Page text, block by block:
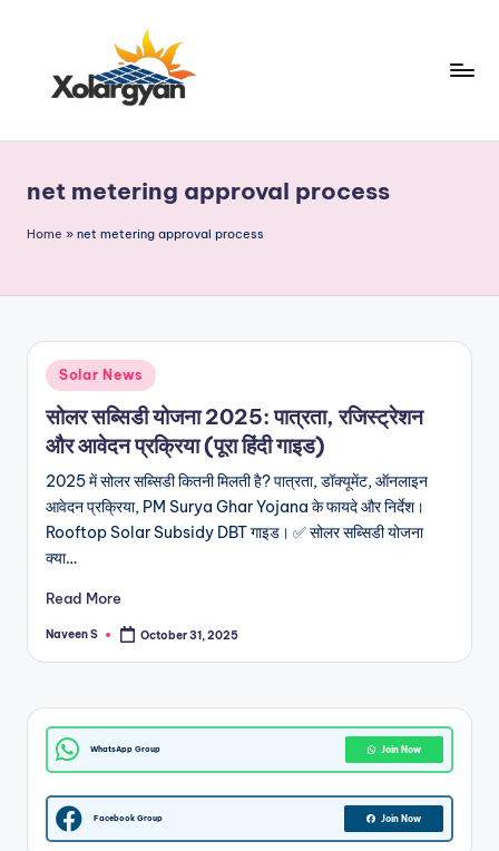
content
l
a
y
a
n.
c
o
m
net metering approval process
Home » net metering approval process
Posted
in
Solar News
सोलर सब्सिडी योजना 2025: पात्रता, रजिस्ट्रेशन
और आवेदन प्रक्रिया (पूरा हिंदी गाइड)
2025 में सोलर सब्सिडी कितनी मिलती है? पात्रता, डॉक्यूमेंट, ऑनलाइन
आवेदन प्रक्रिया, PM Surya Ghar Yojana के फायदे और निर्देश।
Rooftop Solar Subsidy DBT गाइड। ✅ सोलर सब्सिडी योजना
क्या…
Read More
Posted
Naveen S October 31, 2025
WhatsApp Group Join Now
Facebook Group Join Now